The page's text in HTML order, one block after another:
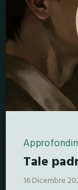
Tale
16 Dicembre